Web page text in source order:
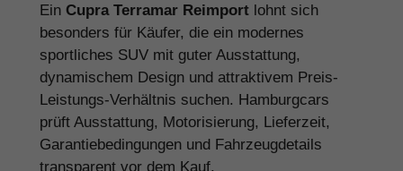
Ein Cupra Terramar Reimport lohnt sich
besonders für Käufer, die ein modernes
sportliches SUV mit guter Ausstattung,
dynamischem Design und attraktivem Preis-
Leistungs-Verhältnis suchen. Hamburgcars
prüft Ausstattung, Motorisierung, Lieferzeit,
Garantiebedingungen und Fahrzeugdetails
transparent vor dem Kauf.